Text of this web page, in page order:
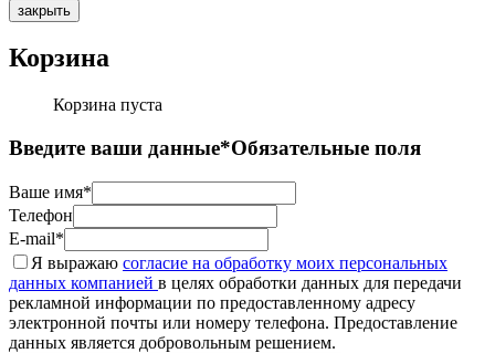
закрыть
Корзина
Корзина пуста
Введите ваши данные*Обязательные поля
Ваше имя*
Телефон
E-mail*
Я выражаю согласие на обработку моих персональных
данных компанией в целях обработки данных для передачи
рекламной информации по предоставленному адресу
электронной почты или номеру телефона. Предоставление
данных является добровольным решением.